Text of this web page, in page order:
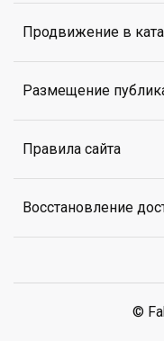
Продвижение в
Размещение
Правила сайта
Восстановление
©